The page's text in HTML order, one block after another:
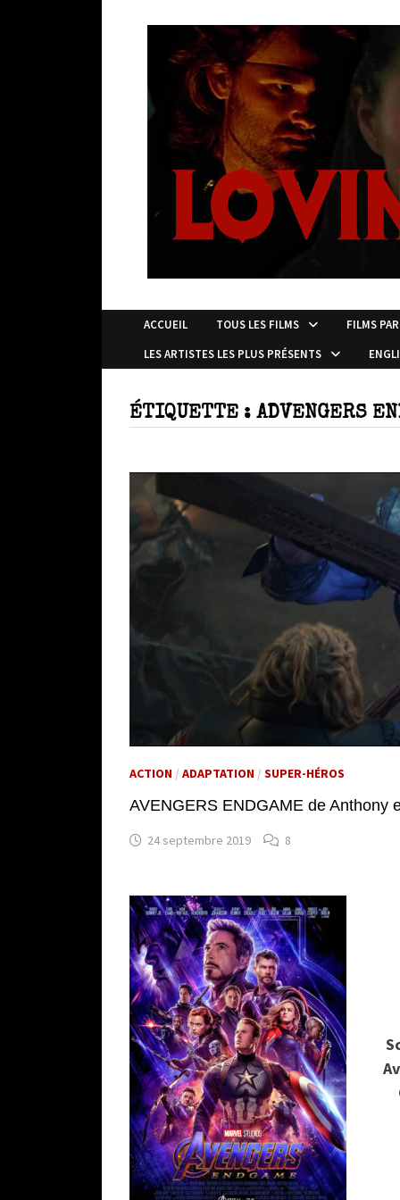
ACCUEIL TOUS LES FILMS
FILMS
LES ARTISTES LES PLUS PRÉSENTS
ÉTIQUETTE :ADVENGERS
ACTION /ADAPTATION /SUPER-HÉROS
AVENGERS ENDGAME de Anthony
24 septembre 2019 8